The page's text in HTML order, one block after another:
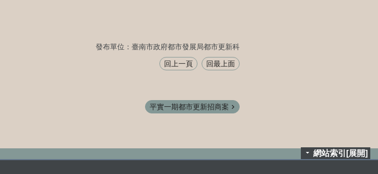
發布單位：臺南市政府都市發展局都市更新科
回上一頁 回最上面
平實一期都市更新招商案
網站索引[展開]